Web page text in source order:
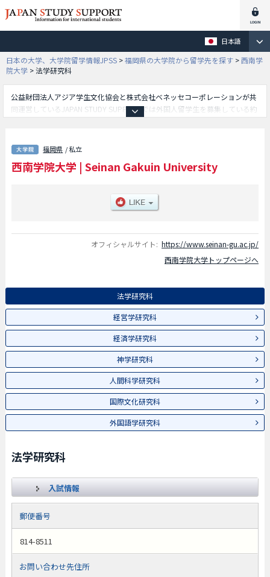
日本語
日本の大学、大学院留学情報JPSS >福岡県の大学院から留学先を探す >西南学
院大学 >法学研究科
公益財団法人アジア学生文化協会と株式会社ベネッセコーポレーションが共
同運営しているJAPAN STUDY SUPPORTでは外国人留学生を募集している約
営学研究科や経済学研究科や神学研究科や人間科学研究科や国際文化研究科
や外国語学研究科等、研究科別情報や、募集定員や合格者数など入試情報、
施設案内、アクセスなど外国人留学生に必要な情報を掲載しているので是非
福岡県 / 私立
西南学院大学 | Seinan Gakuin University
オフィシャルサイト: https://www.seinan-gu.ac.jp/
西南学院大学トップページへ
法学研究科
経営学研究科
経済学研究科
神学研究科
人間科学研究科
国際文化研究科
外国語学研究科
法学研究科
入試情報
郵便番号
814-8511
お問い合わせ先住所